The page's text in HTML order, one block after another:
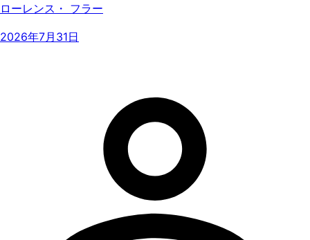
ローレンス・ フラー
2026年7月31日